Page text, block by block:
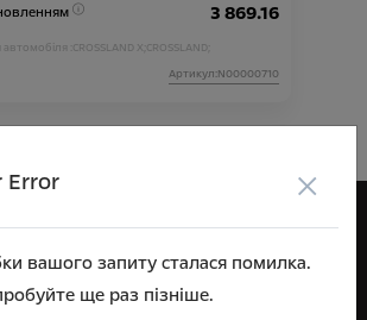
3 869.16
: CROSSLAND X; CROSSLAND;
Артикул:N00000710
Error ×
вашого запиту сталася помилка.
ще раз пізніше.